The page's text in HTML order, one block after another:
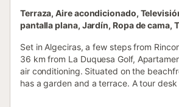
Terraza, Aire acondicionado,
pantalla plana, Jardín, Ropa de cama,
Set in Algeciras, a few steps from
36 km from La Duquesa Golf,
air conditioning. Situated on the
has a garden and a terrace. A tour